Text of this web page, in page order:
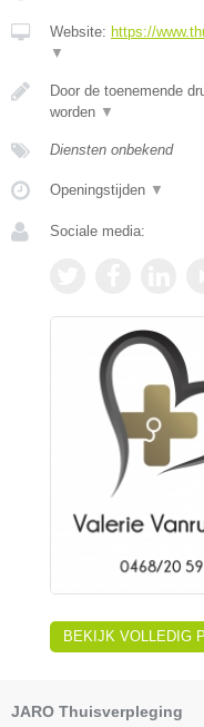
Website: https://
▼
Door de toenemende
worden ▼
Diensten onbekend
Openingstijden ▼
Sociale media:
BEKIJK VOLLEDIG
JARO Thuisverpleging